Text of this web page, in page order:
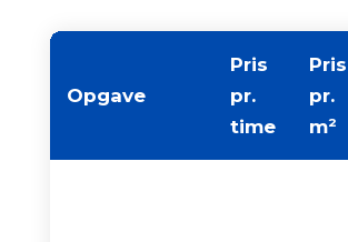
Opgave
Pris
pr.
time
Pris
pr.
m²